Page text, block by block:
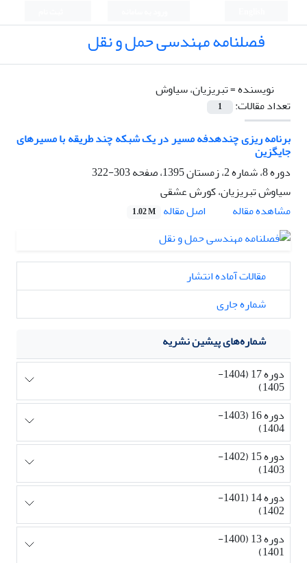
فصلنامه مهندسی حمل و نقل
نویسنده =تبریزیان، سیاوش
تعداد مقالات:
1
برنامه ریزی چندهدفه مسیر در یک شبکه چند طریقه با مسیرهای
جایگزین
دوره 8، شماره 2، زمستان 1395، صفحه
303-322
سیاوش تبریزیان، کورش عشقی
مشاهده مقاله
اصل مقاله 1.02 M
مقالات آماده انتشار
شماره جاری
شماره‌های پیشین نشریه
دوره 17 (1404-
1405)
دوره 16 (1403-
1404)
دوره 15 (1402-
1403)
دوره 14 (1401-
1402)
دوره 13 (1400-
1401)